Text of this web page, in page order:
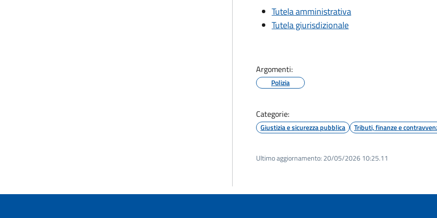
Tutela amministrativa
Tutela giurisdizionale
Argomenti:
Polizia
Categorie:
Giustizia e sicurezza pubblica Tributi, finanze e
Ultimo aggiornamento: 20/05/2026 10:25.11